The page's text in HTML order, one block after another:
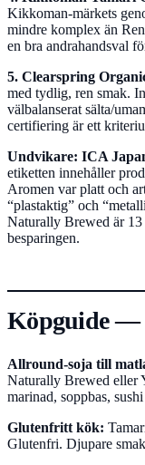
Kikkoman-märkets
mindre komplex än
en bra andrahandsval
5. Clearspring
med tydlig, ren smak.
välbalanserat sälta/
certifiering är ett
Undvikare: ICA
etiketten innehåller
Aromen var platt och
“plastaktig” och
Naturally Brewed är
besparingen.
Köpguide —
Allround-soja till
Naturally Brewed eller
marinad, soppbas,
Glutenfritt kök:
Glutenfri. Djupare